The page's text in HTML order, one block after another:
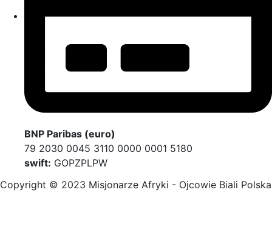
BNP Paribas (euro)
79 2030 0045 3110 0000 0001 5180
swift: GOPZPLPW
Copyright © 2023 Misjonarze Afryki - Ojcowie Biali Polska